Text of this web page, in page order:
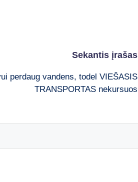
Sekantis įrašas
perdaug vandens, todel VIEŠASIS
TRANSPORTAS nekursuos